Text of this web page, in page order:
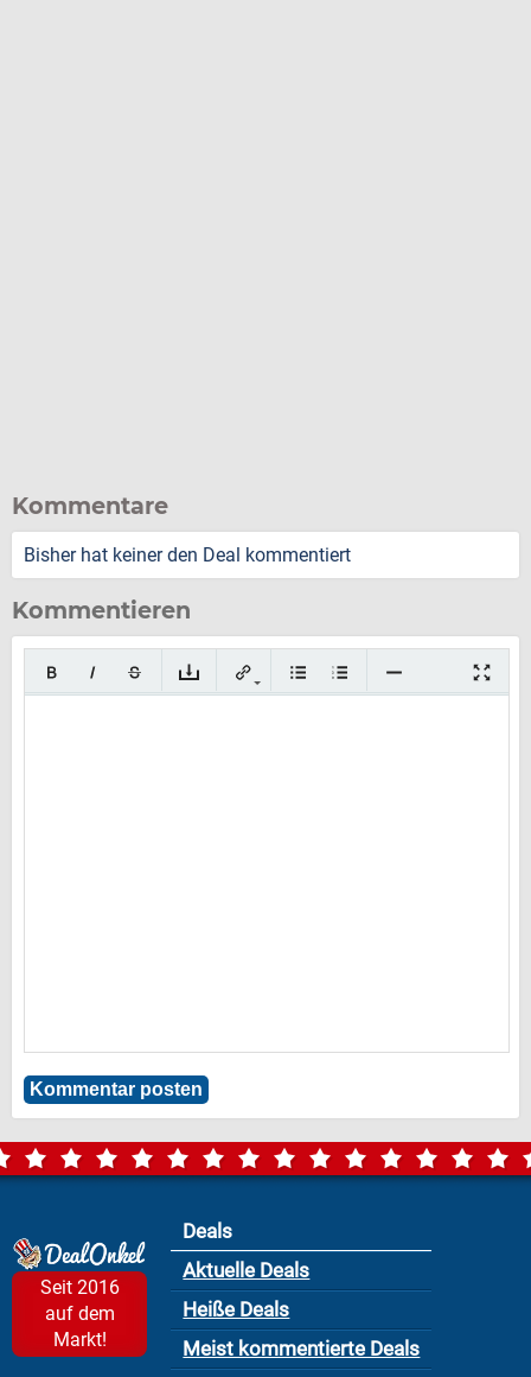
Kommentare
Bisher hat keiner den Deal kommentiert
Kommentieren
Seit 2016
auf dem
Markt!
Deals
Aktuelle Deals
Heiße Deals
Meist kommentierte Deals